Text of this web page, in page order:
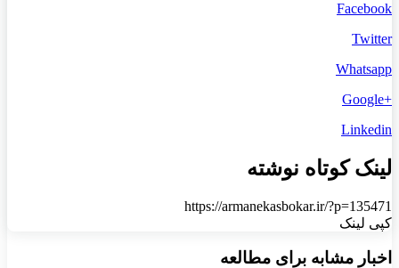
Facebook
Twitter
Whatsapp
+Google
Linkedin
لینک کوتاه نوشته
https://armanekasbokar.ir/?p=135471
کپی لینک
اخبار مشابه برای مطالعه